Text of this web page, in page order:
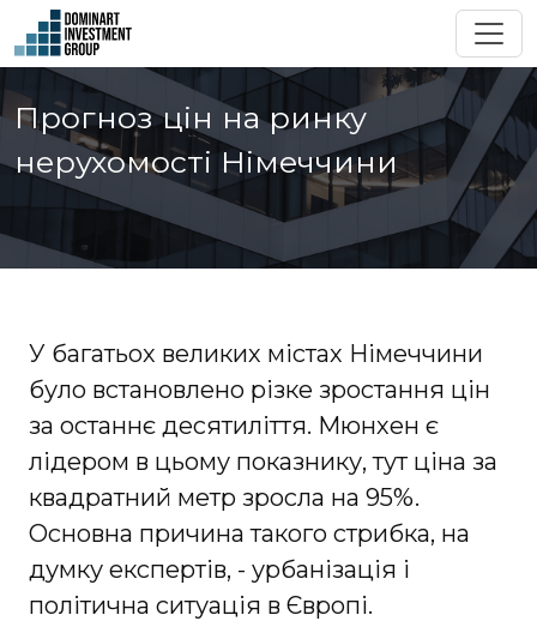
Прогноз цін на ринку
нерухомості Німеччини
У багатьох великих містах Німеччини
було встановлено різке зростання цін
за останнє десятиліття. Мюнхен є
лідером в цьому показнику, тут ціна за
квадратний метр зросла на 95%.
Основна причина такого стрибка, на
думку експертів, - урбанізація і
політична ситуація в Європі.